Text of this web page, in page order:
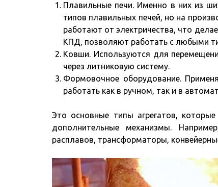
Плавильные печи. Именно в них из
типов плавильных печей, но на
работают от электричества, что
КПД, позволяют работать с любыми
Ковши. Используются для
через литниковую систему.
Формовочное оборудование.
работать как в ручном, так и в
Это основные типы агрегатов,
дополнительные механизмы.
расплавов, трансформаторы,